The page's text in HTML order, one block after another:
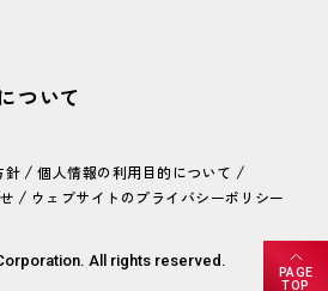
ついて
針 / 個人情報の利用目的について /
/ ウェブサイトのプライバシーポリシー
All rights reserved.
PAGE
TOP